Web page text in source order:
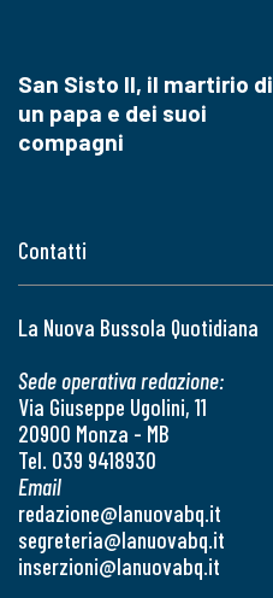
Contatti
La Nuova Bussola Quotidiana
Sede operativa redazione:
Via Giuseppe Ugolini, 11
20900 Monza - MB
Tel. 039 9418930
Email
redazione@lanuovabq.it
segreteria@lanuovabq.it
inserzioni@lanuovabq.it
San Sisto II, il martirio di
un papa e dei suoi
compagni